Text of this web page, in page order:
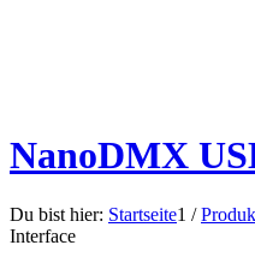
NanoDMX
Du bist hier: Startseite1 /
Interface